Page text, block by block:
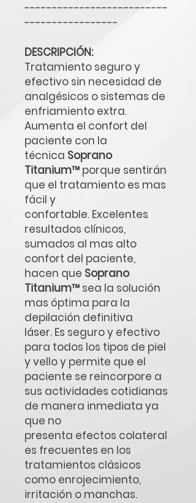
--------------------------
-----------------
DESCRIPCIÓN:
Tratamiento seguro y
efectivo sin necesidad de
analgésicos o sistemas de
enfriamiento extra.
Aumenta el confort del
paciente con la
técnica Soprano
Titanium™ porque sentirán
que el tratamiento es mas
fácil y
confortable. Excelentes
resultados clínicos,
sumados al mas alto
confort del paciente,
hacen que Soprano
Titanium™ sea la solución
mas óptima para la
depilación definitiva
láser. Es seguro y efectivo
para todos los tipos de piel
y vello y permite que el
paciente se reincorpore a
sus actividades cotidianas
de manera inmediata ya
que no
presenta efectos colateral
es frecuentes en los
tratamientos clásicos
como enrojecimiento,
irritación o manchas.